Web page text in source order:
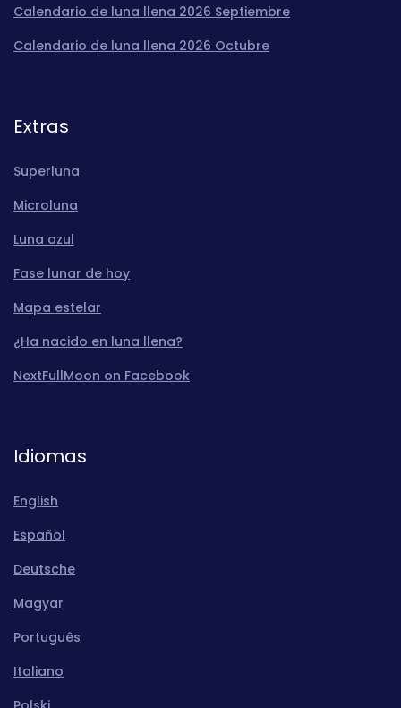
Calendario de luna llena 2026 Septiembre
Calendario de luna llena 2026 Octubre
Extras
Superluna
Microluna
Luna azul
Fase lunar de hoy
Mapa estelar
¿Ha nacido en luna llena?
NextFullMoon on Facebook
Idiomas
English
Español
Deutsche
Magyar
Português
Italiano